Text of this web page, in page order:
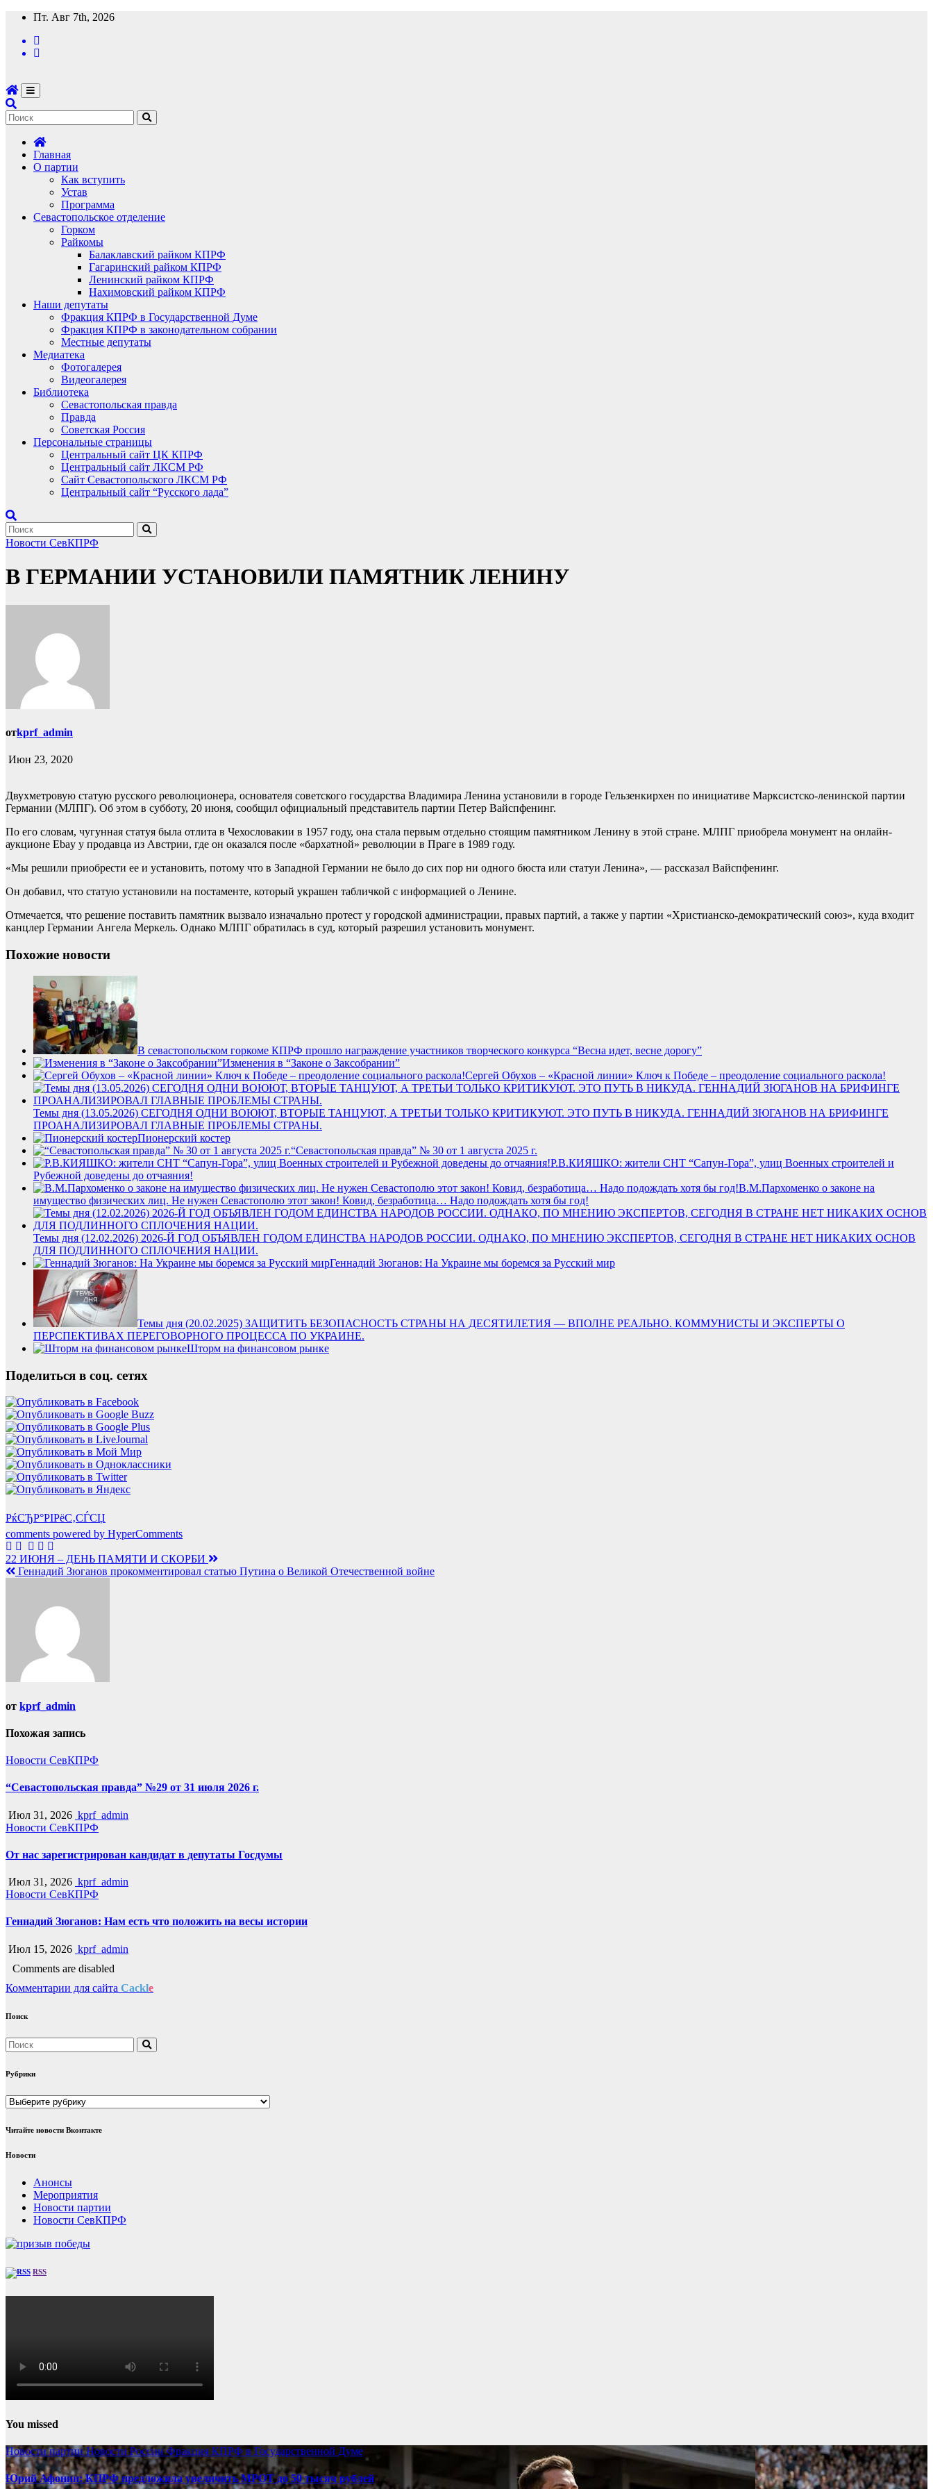
Перейти
содержимому
Пт. Авг 7th, 2026
Главная
О партии
Как вступить
Устав
Программа
Севастопольское отделение
Горком
Райкомы
Балаклавский райком КПРФ
Гагаринский райком КПРФ
Ленинский райком КПРФ
Нахимовский райком КПРФ
Наши депутаты
Фракция КПРФ в Государственной Думе
Фракция КПРФ в законодательном собрании
Местные депутаты
Медиатека
Фотогалерея
Видеогалерея
Библиотека
Севастопольская правда
Правда
Советская Россия
Персональные страницы
Центральный сайт ЦК КПРФ
Центральный сайт ЛКСМ РФ
Сайт Севастопольского ЛКСМ РФ
Центральный сайт “Русского лада”
Новости СевКПРФ
В ГЕРМАНИИ УСТАНОВИЛИ ПАМЯТНИК ЛЕНИНУ
отkprf_admin
Июн 23, 2020
Двухметровую статую русского революционера, основателя советского государства Владимира Ленина установили в городе Гельзенкирхен по инициативе Марксистско-ленинской партии
Германии (МЛПГ). Об этом в субботу, 20 июня, сообщил официальный представитель партии Петер Вайспфенинг.
По его словам, чугунная статуя была отлита в Чехословакии в 1957 году, она стала первым отдельно стоящим памятником Ленину в этой стране. МЛПГ приобрела монумент на онлайн-
аукционе Ebay у продавца из Австрии, где он оказался после «бархатной» революции в Праге в 1989 году.
«Мы решили приобрести ее и установить, потому что в Западной Германии не было до сих пор ни одного бюста или статуи Ленина», — рассказал Вайспфенинг.
Он добавил, что статую установили на постаменте, который украшен табличкой с информацией о Ленине.
Отмечается, что решение поставить памятник вызвало изначально протест у городской администрации, правых партий, а также у партии «Христианско-демократический союз», куда входит
канцлер Германии Ангела Меркель. Однако МЛПГ обратилась в суд, который разрешил установить монумент.
Похожие новости
В севастопольском горкоме КПРФ прошло награждение участников творческого конкурса “Весна идет, весне дорогу”
Изменения в “Законе о Заксобрании”
Сергей Обухов – «Красной линии» Ключ к Победе – преодоление социального раскола!
Темы дня (13.05.2026) СЕГОДНЯ ОДНИ ВОЮЮТ, ВТОРЫЕ ТАНЦУЮТ, А ТРЕТЬИ ТОЛЬКО КРИТИКУЮТ. ЭТО ПУТЬ В НИКУДА. ГЕННАДИЙ ЗЮГАНОВ НА БРИФИНГЕ
ПРОАНАЛИЗИРОВАЛ ГЛАВНЫЕ ПРОБЛЕМЫ СТРАНЫ.
Пионерский костер
“Севастопольская правда” № 30 от 1 августа 2025 г.
Р.В.КИЯШКО: жители СНТ “Сапун-Гора”, улиц Военных строителей и
Рубежной доведены до отчаяния!
В.М.Пархоменко о законе на
имущество физических лиц. Не нужен Севастополю этот закон! Ковид, безработица… Надо подождать хотя бы год!
Темы дня (12.02.2026) 2026-Й ГОД ОБЪЯВЛЕН ГОДОМ ЕДИНСТВА НАРОДОВ РОССИИ. ОДНАКО, ПО МНЕНИЮ ЭКСПЕРТОВ, СЕГОДНЯ В СТРАНЕ НЕТ НИКАКИХ ОСНОВ
ДЛЯ ПОДЛИННОГО СПЛОЧЕНИЯ НАЦИИ.
Геннадий Зюганов: На Украине мы боремся за Русский мир
Темы дня (20.02.2025) ЗАЩИТИТЬ БЕЗОПАСНОСТЬ СТРАНЫ НА ДЕСЯТИЛЕТИЯ — ВПОЛНЕ РЕАЛЬНО. КОММУНИСТЫ И ЭКСПЕРТЫ О
ПЕРСПЕКТИВАХ ПЕРЕГОВОРНОГО ПРОЦЕССА ПО УКРАИНЕ.
Шторм на финансовом рынке
Поделиться в соц. сетях
РќСЂР°РІРёС‚СЃСЏ
comments powered by HyperComments
Навигация
по
22 ИЮНЯ – ДЕНЬ ПАМЯТИ И СКОРБИ
Геннадий Зюганов прокомментировал статью Путина о Великой Отечественной войне
от kprf_admin
Похожая запись
Новости СевКПРФ
“Севастопольская правда” №29 от 31 июля 2026 г.
Июл 31, 2026 kprf_admin
Новости СевКПРФ
От нас зарегистрирован кандидат в депутаты Госдумы
Июл 31, 2026 kprf_admin
Новости СевКПРФ
Геннадий Зюганов: Нам есть что положить на весы истории
Июл 15, 2026 kprf_admin
Comments are disabled
Комментарии для сайта Cackle
Поиск
Рубрики
Рубрики
Читайте новости Вконтакте
Новости
Анонсы
Мероприятия
Новости партии
Новости СевКПРФ
RSS
You missed
Новости партииНовости РоссииФракция КПРФ в Государственной Думе
Юрий Афонин: КПРФ предложила увеличить МРОТ до 50 тысяч рублей